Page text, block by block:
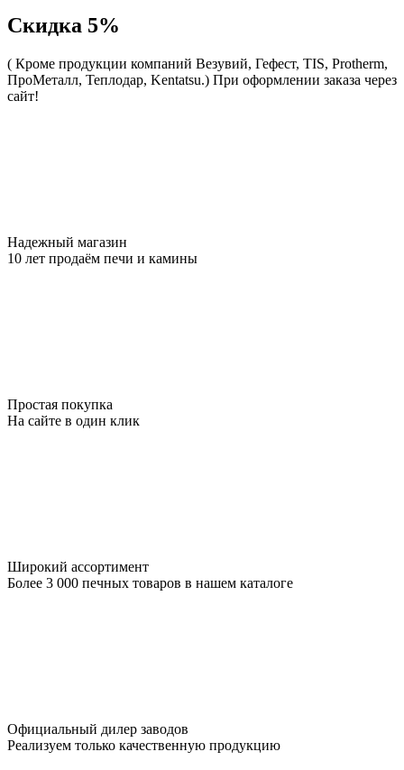
Скидка 5%
( Кроме продукции компаний Везувий, Гефест, TIS, Protherm,
ПроМеталл, Теплодар, Kentatsu.) При оформлении заказа через
сайт!
Надежный магазин
10 лет продаём печи и камины
Простая покупка
На сайте в один клик
Широкий ассортимент
Более 3 000 печных товаров в нашем каталоге
Официальный дилер заводов
Реализуем только качественную продукцию